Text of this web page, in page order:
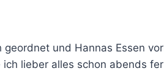
und Hannas Essen
lieber alles schon abends